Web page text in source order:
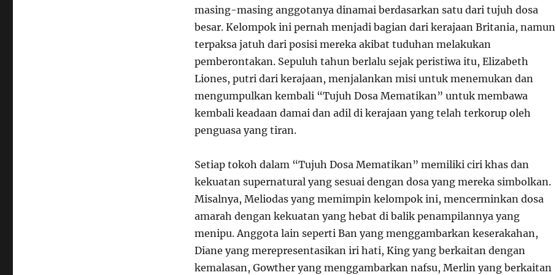
masing-masing anggotanya dinamai berdasarkan satu dari tujuh dosa
besar. Kelompok ini pernah menjadi bagian dari kerajaan Britania, namun
terpaksa jatuh dari posisi mereka akibat tuduhan melakukan
pemberontakan. Sepuluh tahun berlalu sejak peristiwa itu, Elizabeth
Liones, putri dari kerajaan, menjalankan misi untuk menemukan dan
mengumpulkan kembali “Tujuh Dosa Mematikan” untuk membawa
kembali keadaan damai dan adil di kerajaan yang telah terkorup oleh
penguasa yang tiran.
Setiap tokoh dalam “Tujuh Dosa Mematikan” memiliki ciri khas dan
kekuatan supernatural yang sesuai dengan dosa yang mereka simbolkan.
Misalnya, Meliodas yang memimpin kelompok ini, mencerminkan dosa
amarah dengan kekuatan yang hebat di balik penampilannya yang
menipu. Anggota lain seperti Ban yang menggambarkan keserakahan,
Diane yang merepresentasikan iri hati, King yang berkaitan dengan
kemalasan, Gowther yang menggambarkan nafsu, Merlin yang berkaitan